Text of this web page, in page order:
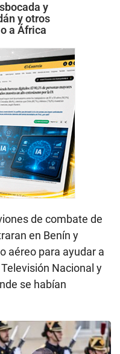
y
y otros
a África
de combate de
en Benín y
aéreo para ayudar a
Nacional y
se habían